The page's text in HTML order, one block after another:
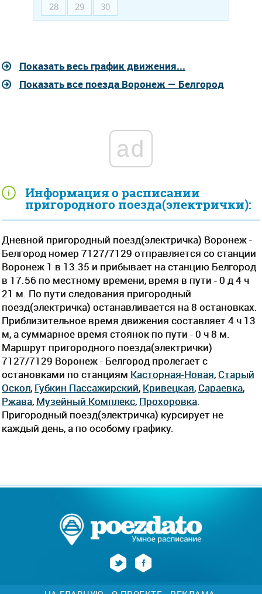
Информация о расписании
пригородного поезда(электрички):
Дневной пригородный поезд(электричка) Воронеж -
Белгород номер 7127/7129 отправляется со станции
Воронеж 1 в 13.35 и прибывает на станцию Белгород
в 17.56 по местному времени, время в пути - 0 д 4 ч
21 м. По пути следования пригородный
поезд(электричка) останавливается на 8 остановках.
Приблизительное время движения составляет 4 ч 13
м, а суммарное время стоянок по пути - 0 ч 8 м.
Маршрут пригородного поезда(электрички)
7127/7129 Воронеж - Белгород пролегает c
остановками по станциям Касторная-Новая, Старый
Оскол, Губкин Пассажирский, Кривецкая, Сараевка,
Ржава, Музейный Комплекс, Прохоровка
Пригородный поезд(электричка) курсирует не
каждый день, а по особому графику.
28
29 30
Показать весь график движения...
Показать все поезда Воронеж — Белгород
ad